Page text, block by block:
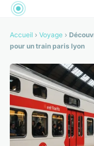
Accueil › Voyage ›
pour un train paris lyon